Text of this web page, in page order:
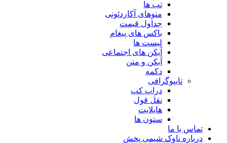
تب ها
منوهای آکاردئونی
جداول قیمت
باکس های پیغام
لیست ها
آیکن های اجتماعی
آیکن و متن
دکمه
تایپوگرافی
دراپ کپ
نقل قول
هایلایت
ستون ها
تماس با ما
درباره ناوک شیمی پخش